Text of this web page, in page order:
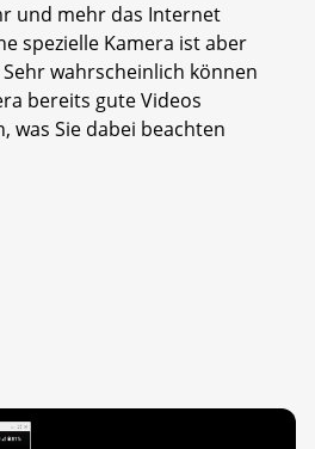
und mehr das Internet
spezielle Kamera ist aber
wahrscheinlich können
bereits gute Videos
was Sie dabei beachten